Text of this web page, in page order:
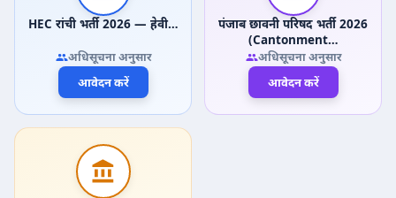
HEC रांची भर्ती 2026 — हेवी…
अधिसूचना अनुसार
आवेदन करें
पंजाब छावनी परिषद भर्ती 2026
(Cantonment…
अधिसूचना अनुसार
आवेदन करें